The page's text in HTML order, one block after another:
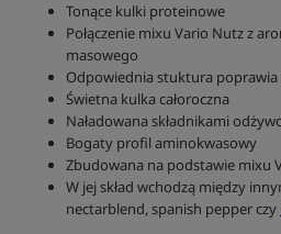
Tonące kulki proteinowe
Połączenie mixu Vario Nutz z
masowego
Odpowiednia stuktura poprawia
Świetna kulka całoroczna
Naładowana składnikami
Bogaty profil aminokwasowy
Zbudowana na podstawie mixu
W jej skład wchodzą między
nectarblend, spanish pepper czy